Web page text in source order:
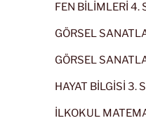
FEN BİLİMLERİ 4.
GÖRSEL
GÖRSEL
HAYAT BİLGİSİ 3.
İLKOKUL